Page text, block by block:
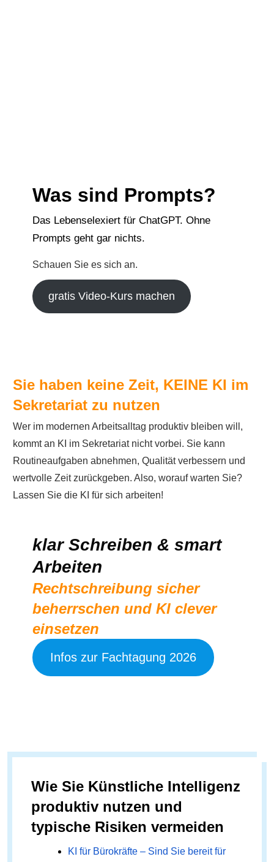
Was sind Prompts?
Das Lebenselexiert für ChatGPT. Ohne
Prompts geht gar nichts.
Schauen Sie es sich an.
gratis Video-Kurs machen
Sie haben keine Zeit, KEINE KI im
Sekretariat zu nutzen
Wer im modernen Arbeitsalltag produktiv bleiben will,
kommt an KI im Sekretariat nicht vorbei. Sie kann
Routineaufgaben abnehmen, Qualität verbessern und
wertvolle Zeit zurückgeben. Also, worauf warten Sie?
Lassen Sie die KI für sich arbeiten!
klar Schreiben & smart
Arbeiten
Rechtschreibung sicher
beherrschen und KI clever
einsetzen
Infos zur Fachtagung 2026
Wie Sie Künstliche Intelligenz
produktiv nutzen und
typische Risiken vermeiden
KI für Bürokräfte – Sind Sie bereit für